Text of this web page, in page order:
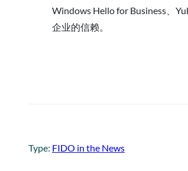
Windows Hello for Business、
企业的信赖。
Type: FIDO in the News